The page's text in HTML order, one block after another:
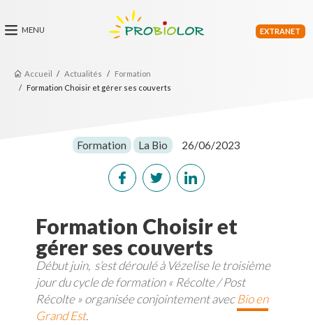
EXTRANET
Accueil Actualités
Formation
Formation Choisir et gérer ses couverts
Formation La Bio 26/06/2023
Formation Choisir et
gérer ses couverts
Début juin, s’est déroulé à Vézelise le troisième
jour du cycle de formation « Récolte / Post
Récolte »organisée conjointement avecBio en
Grand Est.